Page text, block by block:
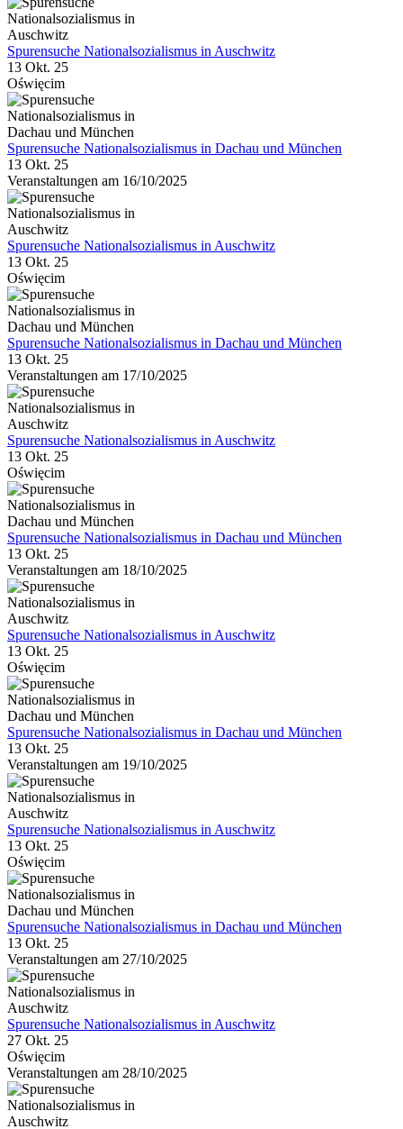
Spurensuche Nationalsozialismus in Auschwitz
13 Okt. 25
Oświęcim
Spurensuche Nationalsozialismus in Dachau und München
13 Okt. 25
Veranstaltungen am 16/10/2025
Spurensuche Nationalsozialismus in Auschwitz
13 Okt. 25
Oświęcim
Spurensuche Nationalsozialismus in Dachau und München
13 Okt. 25
Veranstaltungen am 17/10/2025
Spurensuche Nationalsozialismus in Auschwitz
13 Okt. 25
Oświęcim
Spurensuche Nationalsozialismus in Dachau und München
13 Okt. 25
Veranstaltungen am 18/10/2025
Spurensuche Nationalsozialismus in Auschwitz
13 Okt. 25
Oświęcim
Spurensuche Nationalsozialismus in Dachau und München
13 Okt. 25
Veranstaltungen am 19/10/2025
Spurensuche Nationalsozialismus in Auschwitz
13 Okt. 25
Oświęcim
Spurensuche Nationalsozialismus in Dachau und München
13 Okt. 25
Veranstaltungen am 27/10/2025
Spurensuche Nationalsozialismus in Auschwitz
27 Okt. 25
Oświęcim
Veranstaltungen am 28/10/2025